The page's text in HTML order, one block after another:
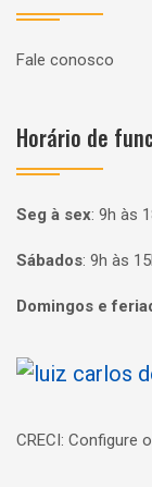
Fale conosco
Horário de
Seg à sex: 9h às
Sábados: 9h às
Domingos e
Página inicial
CRECI: Configure